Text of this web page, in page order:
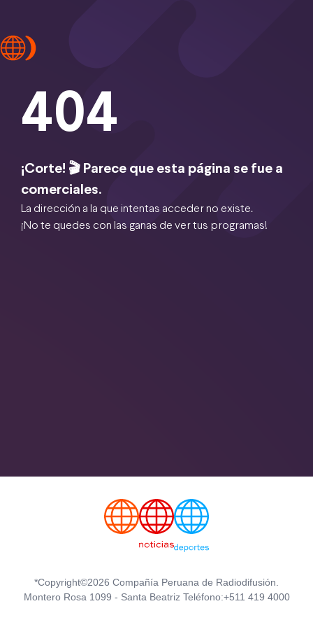
404
¡Corte! 🎬 Parece que esta página se fue a
comerciales.
La dirección a la que intentas acceder no existe.
¡No te quedes con las ganas de ver tus programas!
*Copyright©2026 Compañía Peruana de Radiodifusión.
Montero Rosa 1099 - Santa Beatriz Teléfono:+511 419 4000